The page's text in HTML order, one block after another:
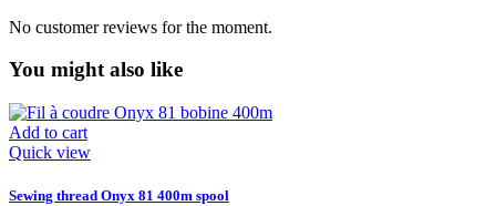
No customer reviews for the moment.
You might also like
Add to cart
Quick view
Sewing thread Onyx 81 400m spool